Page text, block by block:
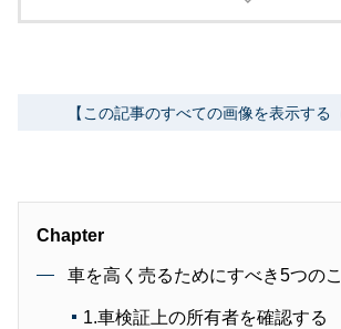
【この記事のすべての画像を表示する
Chapter
車を高く売るためにすべき5つの
1.車検証上の所有者を確認する